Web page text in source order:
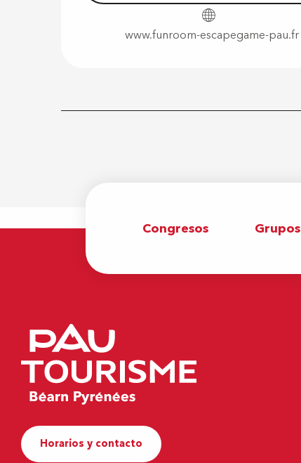
www.funroom-escapegame-pau.fr
Congresos Grupos
Horarios y contacto